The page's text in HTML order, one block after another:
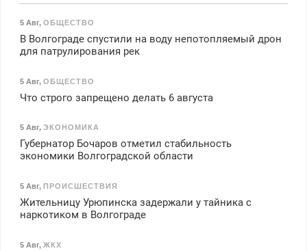
5 Авг, ОБЩЕСТВО
В Волгограде спустили на воду непотопляемый дрон
для патрулирования рек
5 Авг, ОБЩЕСТВО
Что строго запрещено делать 6 августа
5 Авг, ЭКОНОМИКА
Губернатор Бочаров отметил стабильность
экономики Волгоградской области
5 Авг, ПРОИСШЕСТВИЯ
Жительницу Урюпинска задержали у тайника с
наркотиком в Волгограде
5 Авг, ЖКХ